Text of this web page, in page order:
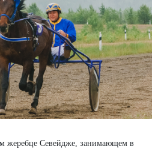
жеребце Севейдже, занимающем в